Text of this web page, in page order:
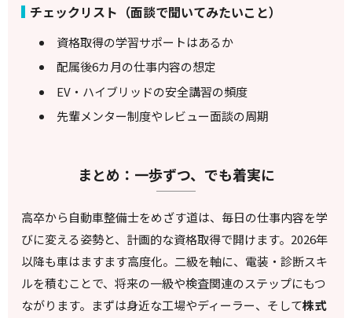
チェックリスト（面談で聞いてみたいこと）
資格取得の学習サポートはあるか
配属後6カ月の仕事内容の想定
EV・ハイブリッドの安全講習の頻度
先輩メンター制度やレビュー面談の周期
まとめ：一歩ずつ、でも着実に
高卒から自動車整備士をめざす道は、毎日の仕事内容を学
びに変える姿勢と、計画的な資格取得で開けます。2026年
以降も車はますます高度化。二級を軸に、電装・診断スキ
ルを積むことで、将来の一級や検査関連のステップにもつ
ながります。まずは身近な工場やディーラー、そして株式